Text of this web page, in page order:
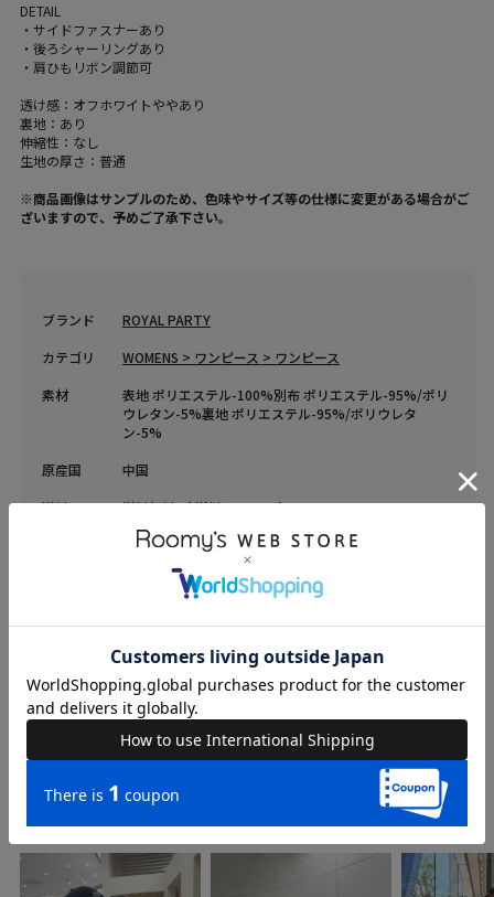
DETAIL
・サイドファスナーあり
・後ろシャーリングあり
・肩ひもリボン調節可
透け感：オフホワイトややあり
裏地：あり
伸縮性：なし
生地の厚さ：普通
※商品画像はサンプルのため、色味やサイズ等の仕様に変更がある場合がご
ざいますので、予めご了承下さい。
ブランド
ROYAL PARTY
カテゴリ
WOMENS > ワンピース > ワンピース
素材
表地 ポリエステル-100%別布 ポリエステル-95%/ポリ
ウレタン-5%裏地 ポリエステル-95%/ポリウレタ
ン-5%
原産国
中国
送料
送料無料 （送料について）
返品特約
シアーチェック配色パイピングフレアワンピース
COORDINATE Instagram Post